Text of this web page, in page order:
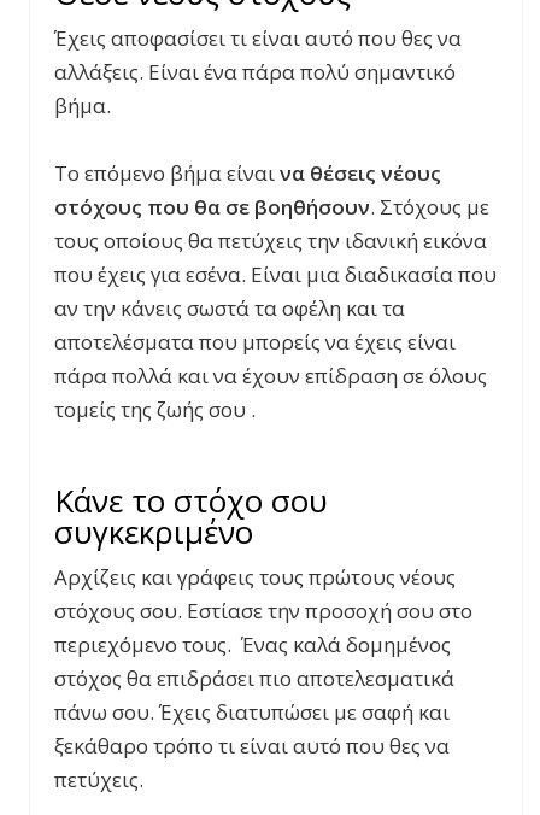
Έχεις αποφασίσει τι είναι αυτό που θες να
αλλάξεις. Είναι ένα πάρα πολύ σημαντικό
βήμα.
Το επόμενο βήμα είναινα θέσεις νέους
στόχους που θα σε βοηθήσουν. Στόχους με
τους οποίους θα πετύχεις την ιδανική εικόνα
που έχεις για εσένα. Είναι μια διαδικασία που
αν την κάνεις σωστά τα οφέλη και τα
αποτελέσματα που μπορείς να έχεις είναι
πάρα πολλά και να έχουν επίδραση σε όλους
τομείς της ζωής σου .
Κάνε το στόχο σου
συγκεκριμένο
Αρχίζεις και γράφεις τους πρώτους νέους
στόχους σου. Εστίασε την προσοχή σου στο
περιεχόμενο τους. Ένας καλά δομημένος
στόχος θα επιδράσει πιο αποτελεσματικά
πάνω σου. Έχεις διατυπώσει με σαφή και
ξεκάθαρο τρόπο τι είναι αυτό που θες να
πετύχεις.